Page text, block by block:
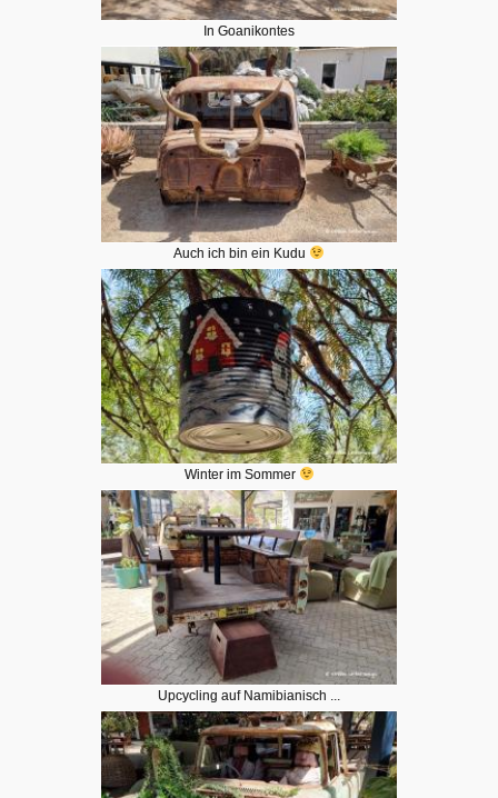
In Goanikontes
Auch ich bin ein Kudu
Winter im Sommer
Upcycling auf Namibianisch ...